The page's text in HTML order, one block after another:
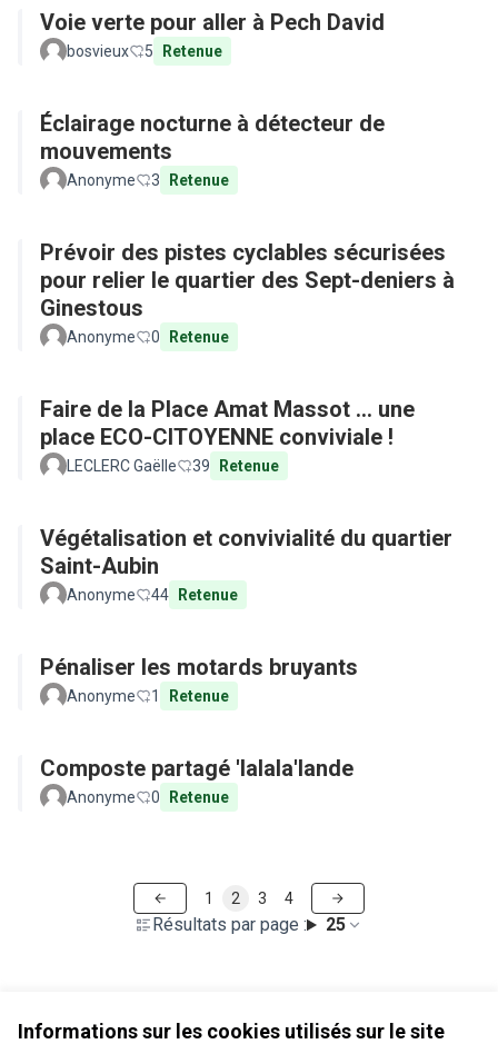
Informations sur les cookies utilisés sur le site
Voie verte pour aller à Pech David
bosvieux 5 Retenue
Éclairage nocturne à détecteur de
mouvements
Anonyme 3 Retenue
Prévoir des pistes cyclables sécurisées
pour relier le quartier des Sept-deniers à
Ginestous
Anonyme 0 Retenue
Faire de la Place Amat Massot ... une
place ECO-CITOYENNE conviviale !
LECLERC Gaëlle 39 Retenue
Végétalisation et convivialité du quartier
Saint-Aubin
Anonyme 44 Retenue
Pénaliser les motards bruyants
Anonyme 1 Retenue
Composte partagé 'lalala'lande
Anonyme 0 Retenue
Résultats par page : 25
1 2 3 4